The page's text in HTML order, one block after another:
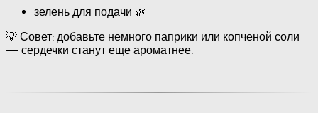
зелень для подачи 🌿
💡 Совет: добавьте немного паприки или копченой соли
— сердечки станут еще ароматнее.